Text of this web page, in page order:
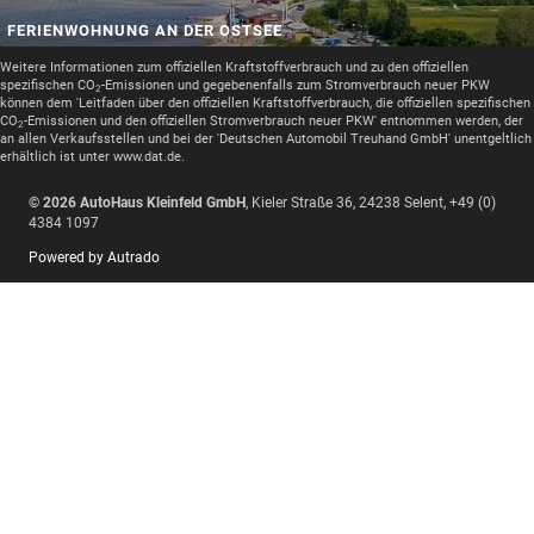
FERIENWOHNUNG AN DER OSTSEE
Weitere Informationen zum offiziellen Kraftstoffverbrauch und zu den offiziellen
spezifischen CO2-Emissionen und gegebenenfalls zum Stromverbrauch neuer PKW
können dem 'Leitfaden über den offiziellen Kraftstoffverbrauch, die offiziellen spezifischen
CO2-Emissionen und den offiziellen Stromverbrauch neuer PKW' entnommen werden, der
an allen Verkaufsstellen und bei der 'Deutschen Automobil Treuhand GmbH' unentgeltlich
erhältlich ist unter www.dat.de.
© 2026 AutoHaus Kleinfeld GmbH, Kieler Straße 36, 24238 Selent, +49 (0)
4384 1097
Powered by Autrado